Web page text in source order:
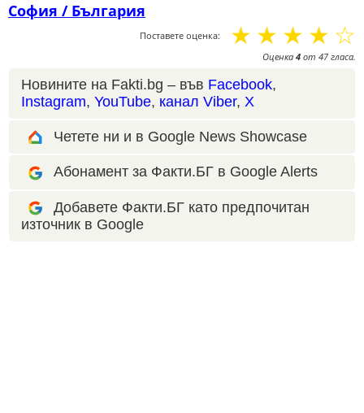
София / България
Поставете оценка: ☆
☆
☆
☆
☆
Оценка 4 от 47 гласа.
Новините на Fakti.bg – във Facebook,
Instagram, YouTube, канал Viber, X
Четете ни и в Google News Showcase
Абонамент за Факти.БГ в Google Alerts
Добавете Факти.БГ като предпочитан
източник в Google